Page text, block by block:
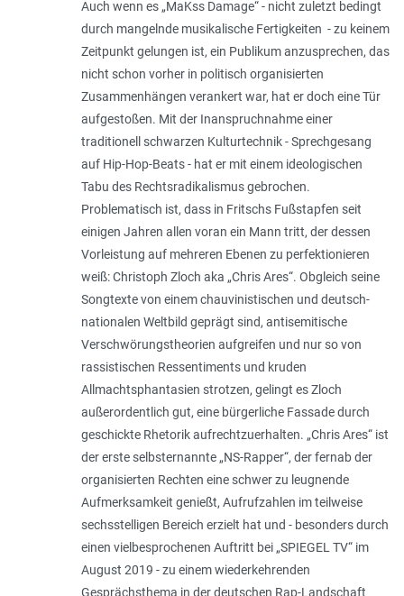
Auch wenn es „MaKss Damage“ - nicht zuletzt bedingt
durch mangelnde musikalische Fertigkeiten - zu keinem
Zeitpunkt gelungen ist, ein Publikum anzusprechen, das
nicht schon vorher in politisch organisierten
Zusammenhängen verankert war, hat er doch eine Tür
aufgestoßen. Mit der Inanspruchnahme einer
traditionell schwarzen Kulturtechnik - Sprechgesang
auf Hip-Hop-Beats - hat er mit einem ideologischen
Tabu des Rechtsradikalismus gebrochen.
Problematisch ist, dass in Fritschs Fußstapfen seit
einigen Jahren allen voran ein Mann tritt, der dessen
Vorleistung auf mehreren Ebenen zu perfektionieren
weiß: Christoph Zloch aka „Chris Ares“. Obgleich seine
Songtexte von einem chauvinistischen und deutsch-
nationalen Weltbild geprägt sind, antisemitische
Verschwörungstheorien aufgreifen und nur so von
rassistischen Ressentiments und kruden
Allmachtsphantasien strotzen, gelingt es Zloch
außerordentlich gut, eine bürgerliche Fassade durch
geschickte Rhetorik aufrechtzuerhalten. „Chris Ares“ ist
der erste selbsternannte „NS-Rapper“, der fernab der
organisierten Rechten eine schwer zu leugnende
Aufmerksamkeit genießt, Aufrufzahlen im teilweise
sechsstelligen Bereich erzielt hat und - besonders durch
einen vielbesprochenen Auftritt bei „SPIEGEL TV“ im
August 2019 - zu einem wiederkehrenden
Gesprächsthema in der deutschen Rap-Landschaft